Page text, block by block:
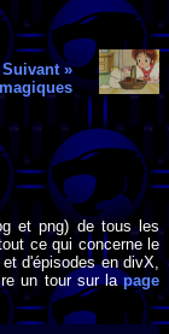
Suivant »
et png) de tous les
ce qui concerne le
d'épisodes en divX,
un tour sur lapage